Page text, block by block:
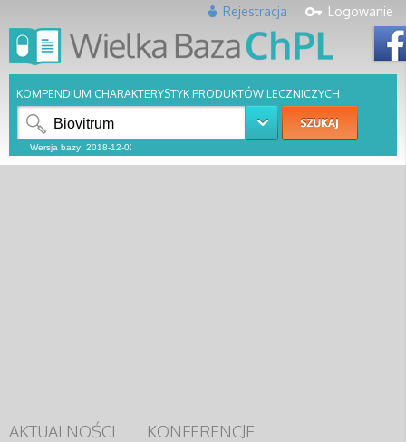
Logowanie
Rejestracja
KOMPENDIUM CHARAKTERYSTYK PRODUKTÓW LECZNICZYCH
AKTUALNOŚCI
KONFERENCJE